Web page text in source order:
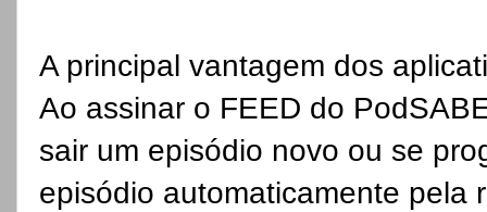
A principal vantagem dos
Ao assinar o FEED do
sair um episódio novo ou se
episódio automaticamente pela